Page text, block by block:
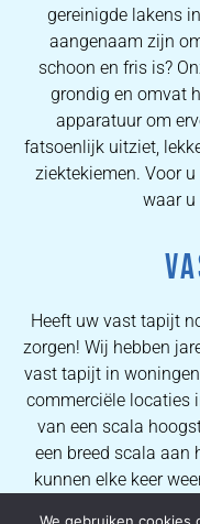
gereinigde lakens
aangenaam zijn
schoon en fris is?
grondig en omvat
apparatuur om
fatsoenlijk uitziet,
ziektekiemen. Voor
waar u
Heeft uw vast tapijt
zorgen! Wij hebben
vast tapijt in
commerciële locaties
van een scala
een breed scala aan
kunnen elke keer